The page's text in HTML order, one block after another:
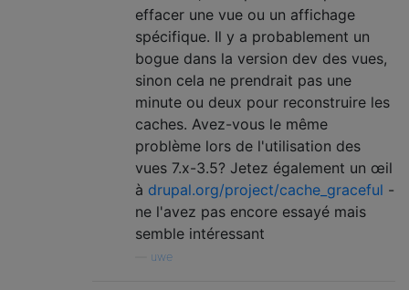
effacer une vue ou un affichage
spécifique. Il y a probablement un
bogue dans la version dev des vues,
sinon cela ne prendrait pas une
minute ou deux pour reconstruire les
caches. Avez-vous le même
problème lors de l'utilisation des
vues 7.x-3.5? Jetez également un œil
à drupal.org/project/cache_graceful -
ne l'avez pas encore essayé mais
semble intéressant
uwe